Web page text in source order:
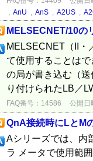
, AnU , AnS , A2US ,
MELSECNET/10の
MELSECNET（II・
て使用することは
の局が書き込む（
り付けられたLB／
FAQ番号：14586 公開日
QnA接続時にLとM
Aシリーズでは、内
ラ メータで使用範